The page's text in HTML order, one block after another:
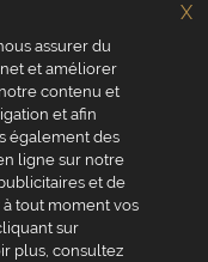
assurer du
et améliorer
contenu et
et afin
également des
ligne sur notre
et de
tout moment vos
sur
plus, consultez
X